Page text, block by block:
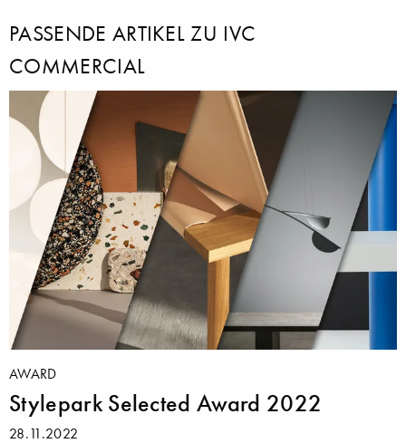
PASSENDE ARTIKEL ZU IVC
COMMERCIAL
AWARD
Stylepark Selected Award 2022
28.11.2022